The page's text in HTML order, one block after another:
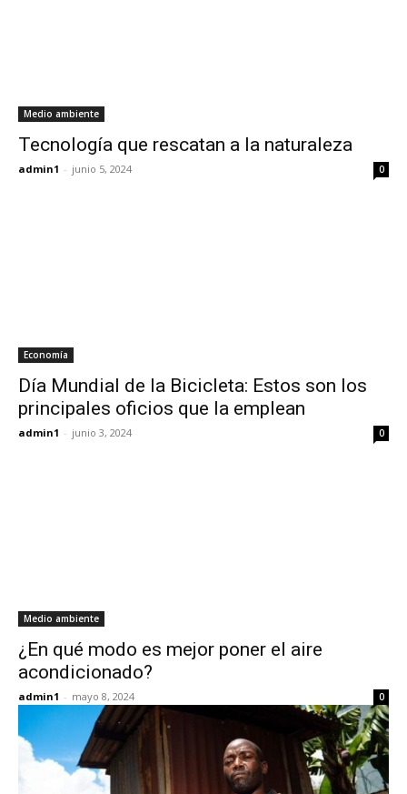
Medio ambiente
Tecnología que rescatan a la naturaleza
admin1 - junio 5, 2024 0
Economía
Día Mundial de la Bicicleta: Estos son los
principales oficios que la emplean
admin1 - junio 3, 2024 0
Medio ambiente
¿En qué modo es mejor poner el aire
acondicionado?
admin1 - mayo 8, 2024 0